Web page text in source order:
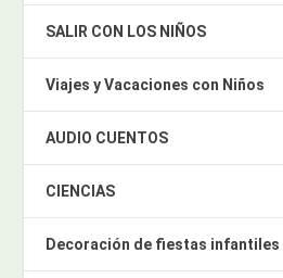
SALIR CON LOS NIÑOS
Viajes y Vacaciones con Niños
AUDIO CUENTOS
CIENCIAS
Decoración de fiestas infantiles